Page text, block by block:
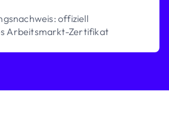
offiziell
Arbeitsmarkt-Zertifikat